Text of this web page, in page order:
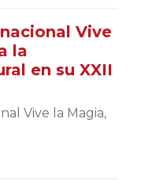
Vive
la
en su XXII
Vive la Magia,